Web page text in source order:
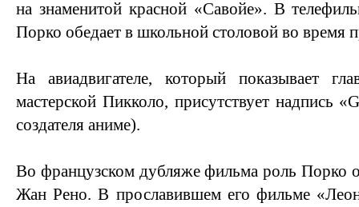
на знаменитой красной «Савойе». В
Порко обедает в школьной столовой во время
На авиадвигателе, который показывает
мастерской Пикколо, присутствует надпись
создателя аниме).
Во французском дубляже фильма роль Порко
Жан Рено. В прославившем его фильме